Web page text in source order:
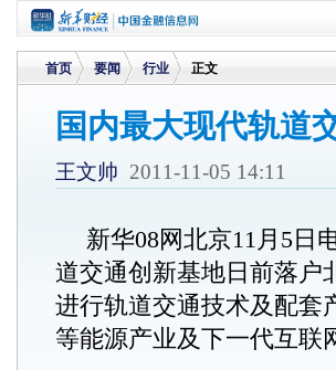
首页
>
要闻 行业 正文
国内最大现代轨道
王文帅 2011-11-05 14:11
新华08网北京11月5日
道交通创新基地日前落户
进行轨道交通技术及配套
等能源产业及下一代互联